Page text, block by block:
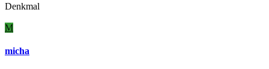
Denkmal
M
micha